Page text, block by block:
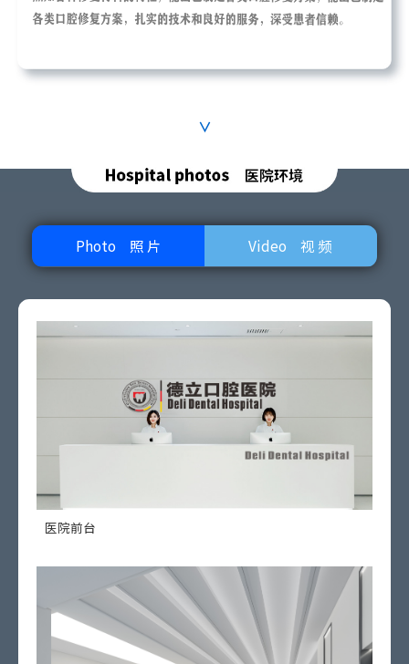
∨
Photo 照 片 Video 视 频
医院前台